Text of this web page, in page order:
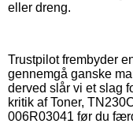
eller dreng.
Trustpilot frembyder
gennemgå ganske
derved slår vi et slag
kritik af Toner,
006R03041 før du